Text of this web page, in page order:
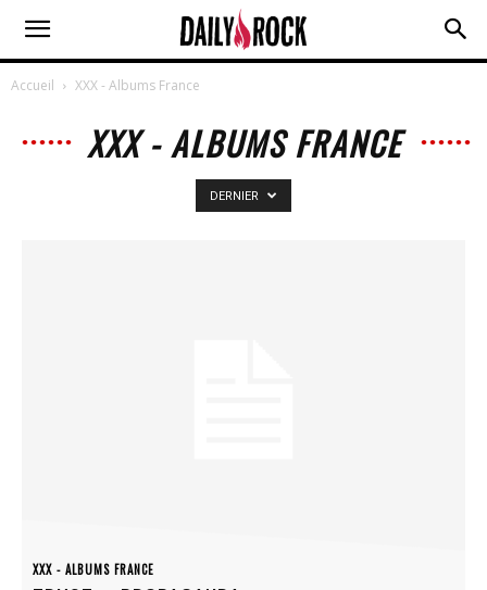
Accueil XXX - Albums France
XXX - ALBUMS FRANCE
DERNIER
XXX - ALBUMS FRANCE